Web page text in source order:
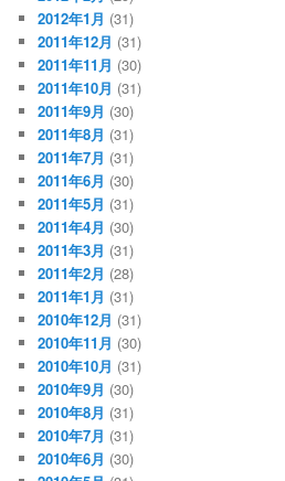
2012年1月 (31)
2011年12月 (31)
2011年11月 (30)
2011年10月 (31)
2011年9月 (30)
2011年8月 (31)
2011年7月 (31)
2011年6月 (30)
2011年5月 (31)
2011年4月 (30)
2011年3月 (31)
2011年2月 (28)
2011年1月 (31)
2010年12月 (31)
2010年11月 (30)
2010年10月 (31)
2010年9月 (30)
2010年8月 (31)
2010年7月 (31)
2010年6月 (30)